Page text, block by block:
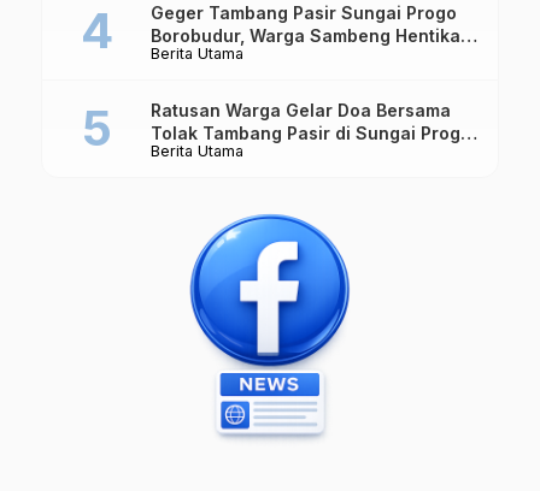
Berita Utama
Geger Tambang Pasir Sungai Progo
Borobudur, Warga Sambeng Hentikan
Alat Berat dan Usir Truk
Berita Utama
Ratusan Warga Gelar Doa Bersama
Tolak Tambang Pasir di Sungai Progo
Borobudur